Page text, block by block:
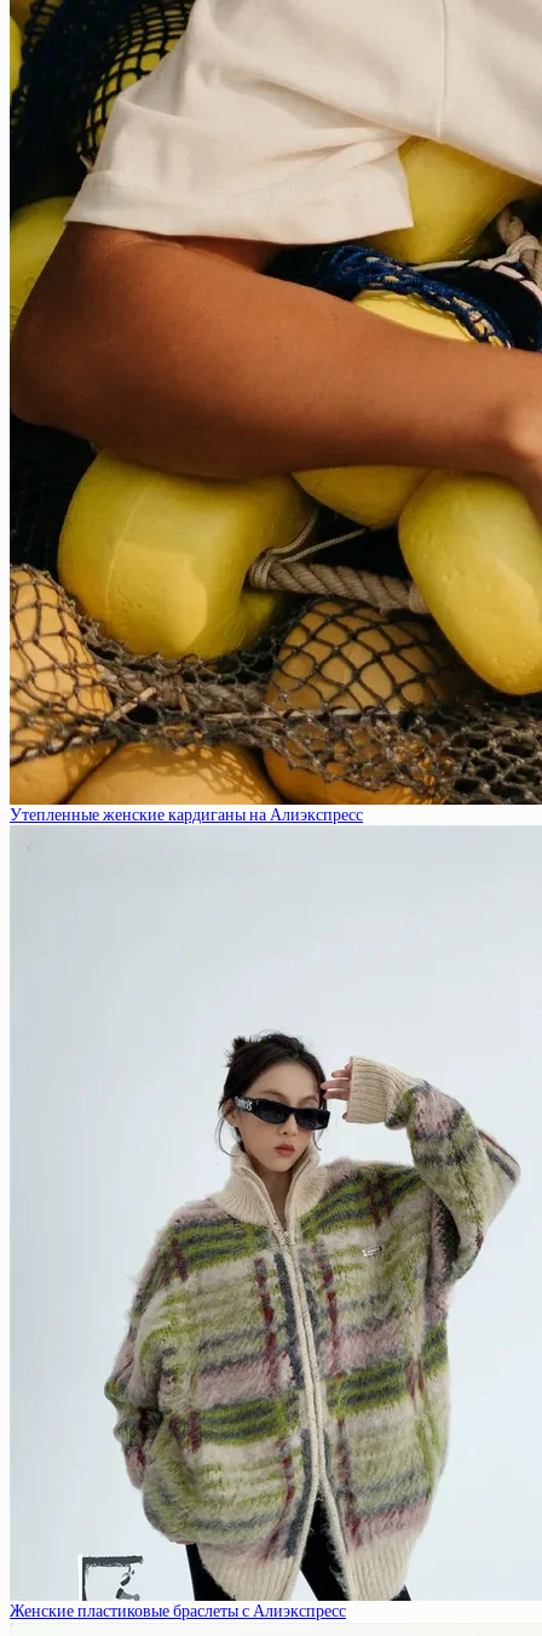
Утепленные женские кардиганы на Алиэкспресс
Женские пластиковые браслеты с Алиэкспресс